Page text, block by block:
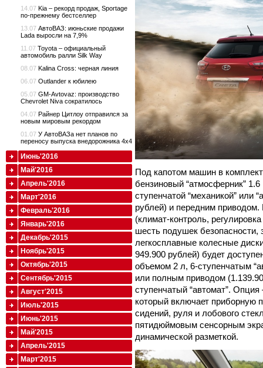
Под капотом машин в
бензиновый “атмосферник”
ступенчатой “механикой” или
рублей) и передним
(климат-контроль,
шесть подушек безопасности,
легкосплавные колесные
949.900 рублей) будет
объемом 2 л, 6-ступенчатым
или полным приводом
ступенчатый “автомат”.
который включает приборную
сидений, руля и лобового
пятидюймовым сенсорным
динамической разметкой.
14.07 Kia – рекорд продаж, Sportage
по-прежнему бестселлер
13.07 АвтоВАЗ: июньские продажи
Lada выросли на 7,9%
11.07 Toyota – официальный
автомобиль ралли Silk Way
08.07 Kalina Cross: черная линия
06.07 Outlander к юбилею
05.07 GM-Avtovaz: производство
Chevrolet Niva сократилось
04.07 Райнер Цитлоу отправился за
новым мировым рекордом
01.07 У АвтоВАЗа нет планов по
переносу выпуска внедорожника 4x4
Июнь'2016
Май'2016
Апрель'2016
Март'2016
Февраль'2016
Январь'2016
Декабрь'2015
Ноябрь'2015
Октябрь'2015
Сентябрь'2015
Август'2015
Июль'2015
Июнь'2015
Май'2015
Апрель'2015
Март'2015